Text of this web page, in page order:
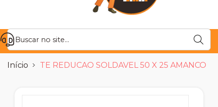
Início TE REDUCAO SOLDAVEL 50 X 25 AMANCO